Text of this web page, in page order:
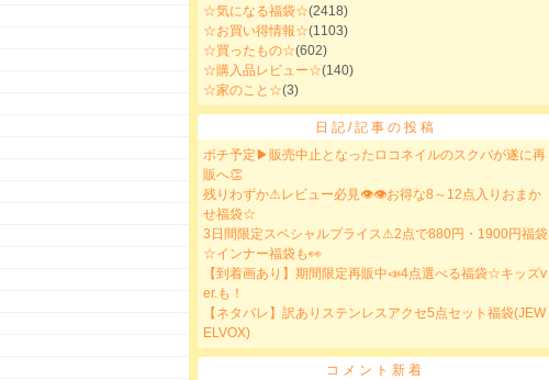
☆気になる福袋☆(2418)
☆お買い得情報☆(1103)
☆買ったもの☆(602)
☆購入品レビュー☆(140)
☆家のこと☆(3)
日記/記事の投稿
ポチ予定▶販売中止となったロコネイルのスクバが遂に再
販へ👏
残りわずか⚠レビュー必見👁👁お得な8～12点入りおまか
せ福袋☆
3日間限定スペシャルプライス⚠2点で880円・1900円福袋
☆インナー福袋も👀
【到着画あり】期間限定再販中📣4点選べる福袋☆キッズv
er.も！
【ネタバレ】訳ありステンレスアクセ5点セット福袋(JEW
ELVOX)
コメント新着